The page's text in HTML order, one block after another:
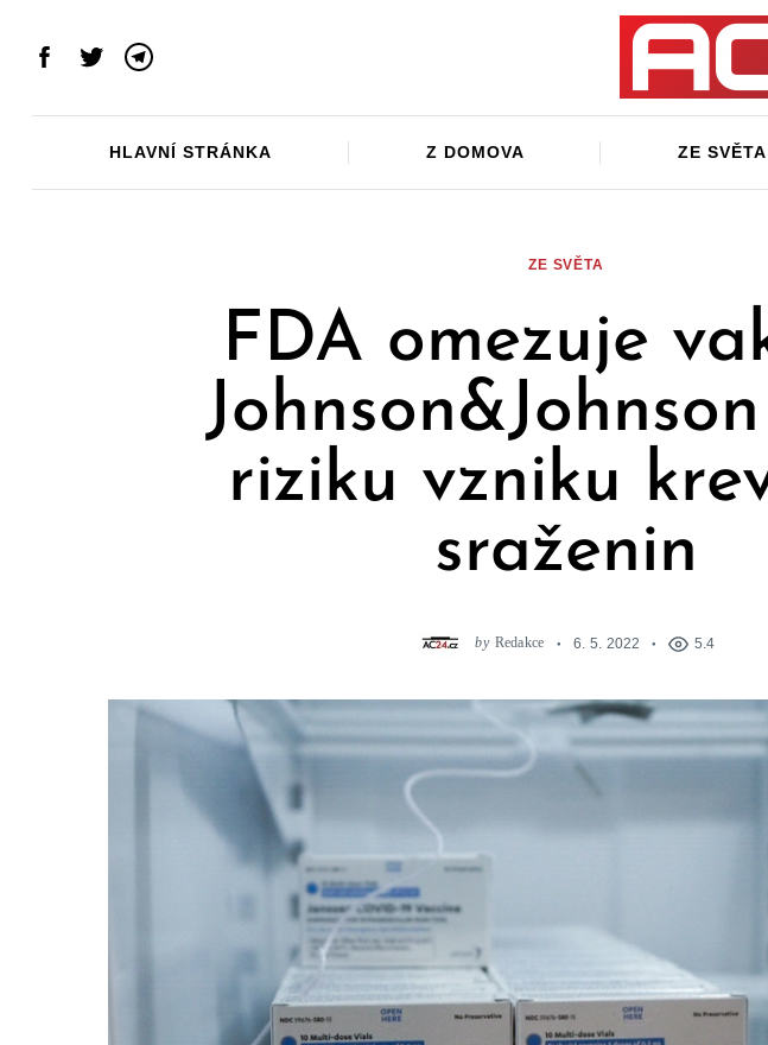
Facebook
TwitterTelegram
HLAVNÍ STRÁNKA Z DOMOVA ZE SVĚTA
ZE SVĚTA
FDA omezuje
riziku vzniku
sraženin
by Redakce 6. 5. 2022 5.4